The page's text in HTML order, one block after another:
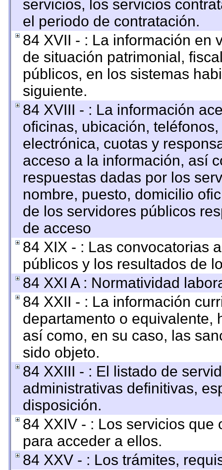
servicios, los servicios
el periodo de contratación.
84 XVII - : La información en
de situación patrimonial,
públicos, en los sistemas
siguiente.
84 XVIII - : La información
oficinas, ubicación,
electrónica, cuotas y
acceso a la información, así
respuestas dadas por los
nombre, puesto, domicilio
de los servidores públicos
de acceso
84 XIX - : Las convocatorias
públicos y los resultados de
84 XXI A : Normatividad
84 XXII - : La información
departamento o equivalente,
así como, en su caso, las
sido objeto.
84 XXIII - : El listado de
administrativas definitivas,
disposición.
84 XXIV - : Los servicios
para acceder a ellos.
84 XXV - : Los trámites,